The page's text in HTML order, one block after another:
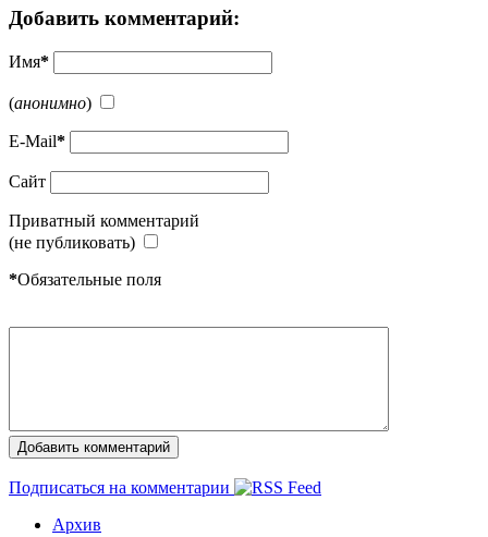
Добавить комментарий:
Имя*
(анонимно)
E-Mail*
Сайт
Приватный комментарий
(не публиковать)
*Обязательные поля
Подписаться на комментарии
Архив